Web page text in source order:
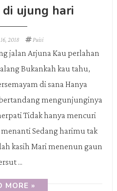
ujung hari
2018 Puisi
jalan Arjuna Kau perlahan
Bukankah kau tahu,
di sana Hanya
mengunjunginya
Tidak hanya mencuri
Sedang harimu tak
kasih Mari menenun gaun
...
MORE »